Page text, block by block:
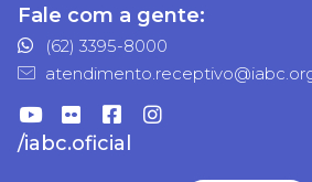
Fale com a gente:
(62) 3395-8000
/iabc.oficial